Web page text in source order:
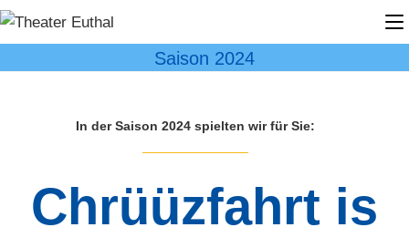
Zum
Inhalt
Saison 2024
In der Saison 2024 spielten wir für Sie:
Chrüüzfahrt is